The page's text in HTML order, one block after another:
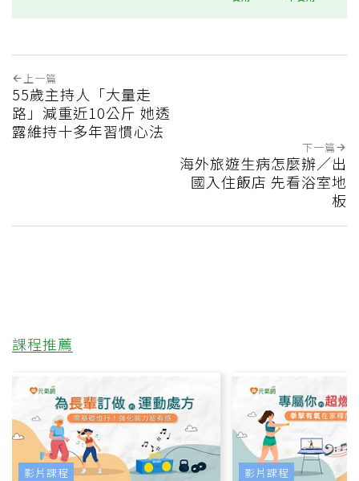
上一篇
55歲主持人「大量走
路」減重近10公斤 她透
露維持十多年習慣心法
下一篇
海外旅遊生病怎麼辦／出
國入住飯店 先看浴室地
板
課程推薦
影片課程 影片課程